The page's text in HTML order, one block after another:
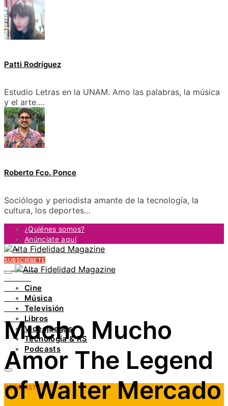
Patti Rodríguez
Estudio Letras en la UNAM. Amo las palabras, la música
y el arte.…
Roberto Fco. Ponce
Sociólogo y periodista amante de la tecnología, la
cultura, los deportes…
¿Quiénes somos?
Anúnciate aquí
Contacto
FACEBOOK
INSTAGRAM
PINTEREST
YOUTUBE
LINKEDIN
SUBSCRÍBETE
Cine
Música
Televisión
Libros
Videojuegos
Tecnología & RS
Podcasts
PODCASTS
Mucho Mucho
Amor The Legend
of Walter Mercado